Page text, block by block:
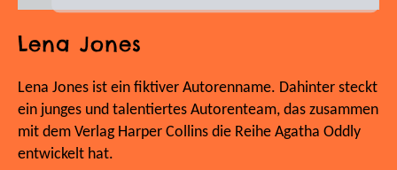
Lena Jones
Lena Jones ist ein fiktiver Autorenname. Dahinter steckt
ein junges und talentiertes Autorenteam, das zusammen
mit dem Verlag Harper Collins die Reihe Agatha Oddly
entwickelt hat.